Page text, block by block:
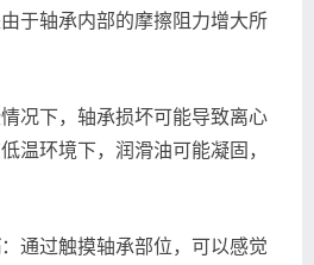
于轴承内部的摩擦阻力增大所
况下，轴承损坏可能导致离心
温环境下，润滑油可能凝固，
：通过触摸轴承部位，可以感觉